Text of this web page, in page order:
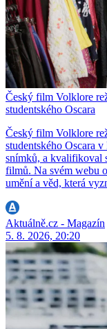
Český film Volklore
studentského Oscara
Český film Volklore
studentského Oscara
snímků, a kvalifikoval
filmů. Na svém webu
umění a věd, která
Aktuálně.cz - Magazín
5. 8. 2026, 20:20